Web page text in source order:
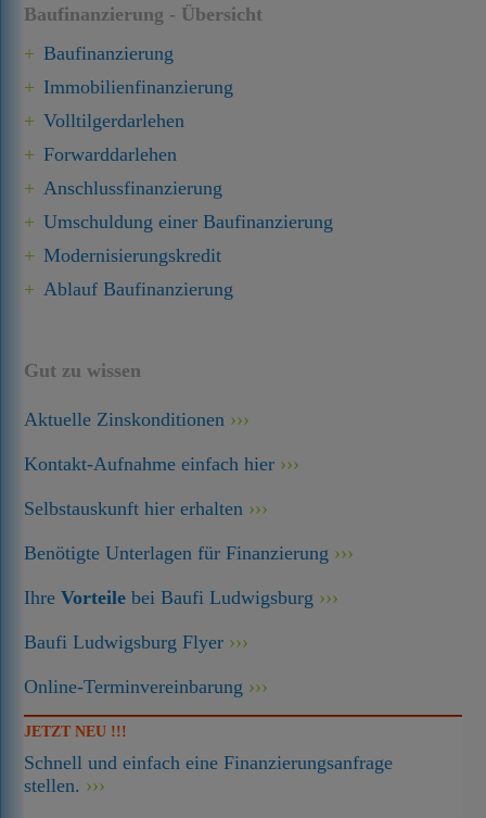
Baufinanzierung - Übersicht
Baufinanzierung
Immobilien­finanzierung
Volltilgerdarlehen
Forward­darlehen
Anschluss­finanzierung
Umschuldung einer Baufinanzierung
Modernisierungskredit
Ablauf Baufinanzierung
Gut zu wissen
Aktuelle Zinskonditionen
Kontakt-Aufnahme einfach hier
Selbstauskunft hier erhalten
Benötigte Unterlagen für Finanzierung
IhreVorteile bei Baufi Ludwigsburg
Baufi Ludwigsburg Flyer
Online-Terminvereinbarung
JETZT NEU !!!
Schnell und einfach eine Finanzierungsanfrage
stellen.